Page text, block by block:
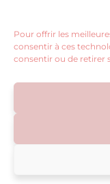
Pour offrir les
consentir à ces
consentir ou de retirer